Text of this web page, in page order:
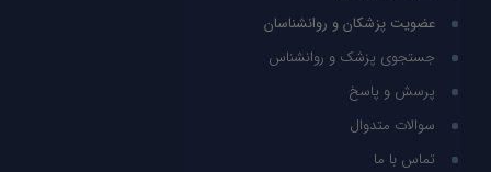
عضویت پزشکان و روانشناسان
جستجوی پزشک و روانشناس
پرسش و پاسخ
سوالات متدوال
تماس با ما